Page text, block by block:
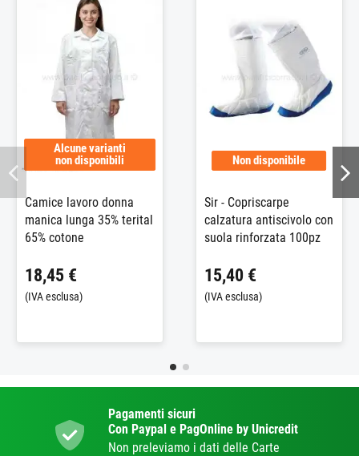
Alcune varianti
non disponibili
Camice lavoro donna
manica lunga 35% terital
65% cotone
18,45 €
(IVA esclusa)
Non disponibile
Sir - Copriscarpe
calzatura antiscivolo con
suola rinforzata 100pz
15,40 €
(IVA esclusa)
Pagamenti sicuri
Con Paypal e PagOnline by Unicredit
Non preleviamo i dati delle Carte